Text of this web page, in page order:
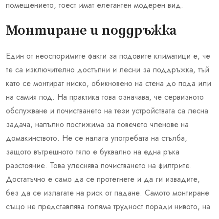
помещението, тоест имат елегантен модерен вид.
Монтиране и поддръжка
Един от неоспоримите факти за подовите климатици е, че
те са изключително достъпни и лесни за поддръжка, тъй
като се монтират ниско, обикновено на стена до пода или
на самия под. На практика това означава, че сервизното
обслужване и почистването на тези устройствата са лесна
задача, напълно постижима за повечето членове на
домакинството. Не се налага употребата на стълба,
защото вътрешното тяло е буквално на една ръка
разстояние. Това улеснява почистването на филтрите.
Достатъчно е само да се протегнете и да ги извадите,
без да се излагате на риск от падане. Самото монтиране
също не представлява голяма трудност поради нивото, на